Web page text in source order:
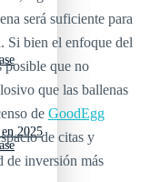
2025
será suficiente para
Si bien el enfoque del
posible que no
que las ballenas
de GoodEgg
de citas y
de inversión más